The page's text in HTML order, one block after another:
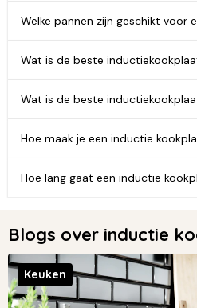
Welke pannen zijn geschikt voor
Wat is de beste
Wat is de beste
Hoe maak je een inductie
Hoe lang gaat een inductie
Blogs over inductie
Keuken